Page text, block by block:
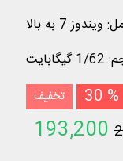
: ویندوز 7 به بالا
: 1/62 گیگابایت
تخفیف 30 %
193,200